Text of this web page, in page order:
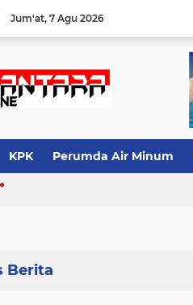
Jum'at 7 Agu 2026
KPK Perumda Air Minum